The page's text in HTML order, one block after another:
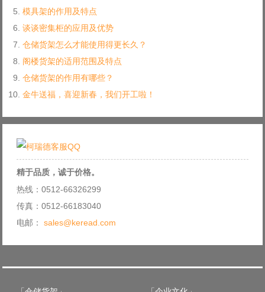
模具架的作用及特点
谈谈密集柜的应用及优势
仓储货架怎么才能使用得更长久？
阁楼货架的适用范围及特点
仓储货架的作用有哪些？
金牛送福，喜迎新春，我们开工啦！
精于品质，诚于价格。
热线：0512-66326299
传真：0512-66183040
电邮： sales@keread.com